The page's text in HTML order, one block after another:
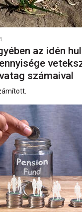
az idén
számaival